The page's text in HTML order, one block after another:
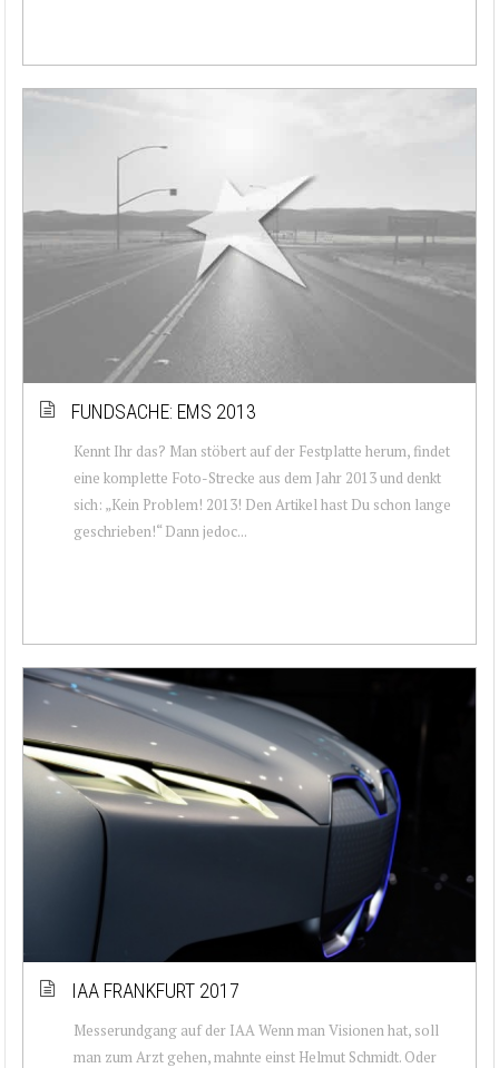
FUNDSACHE: EMS 2013
Kennt Ihr das? Man stöbert auf der Festplatte herum, findet
eine komplette Foto-Strecke aus dem Jahr 2013 und denkt
sich: „Kein Problem! 2013! Den Artikel hast Du schon lange
geschrieben!“ Dann jedoc...
IAA FRANKFURT 2017
Messerundgang auf der IAA Wenn man Visionen hat, soll
man zum Arzt gehen, mahnte einst Helmut Schmidt. Oder